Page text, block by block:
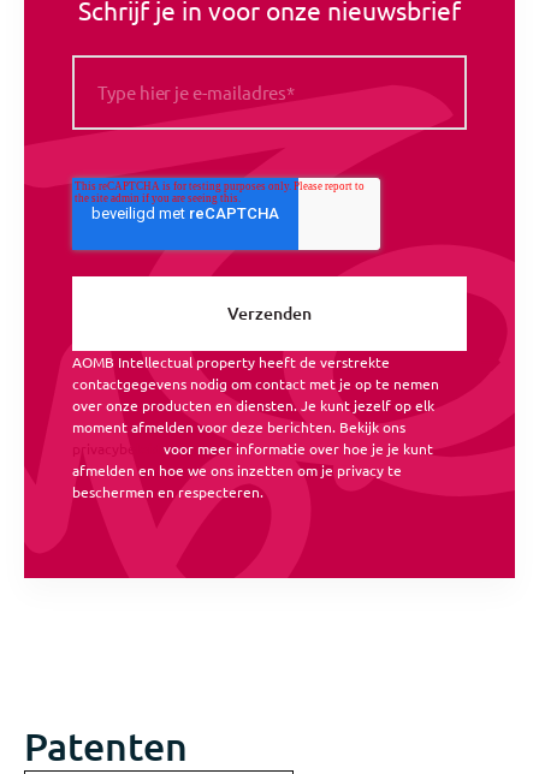
Schrijf je in voor onze nieuwsbrief
AOMB Intellectual property heeft de verstrekte
contactgegevens nodig om contact met je op te nemen
over onze producten en diensten. Je kunt jezelf op elk
moment afmelden voor deze berichten. Bekijk ons
voor meer informatie over hoe je je kunt
afmelden en hoe we ons inzetten om je privacy te
beschermen en respecteren.
Patenten